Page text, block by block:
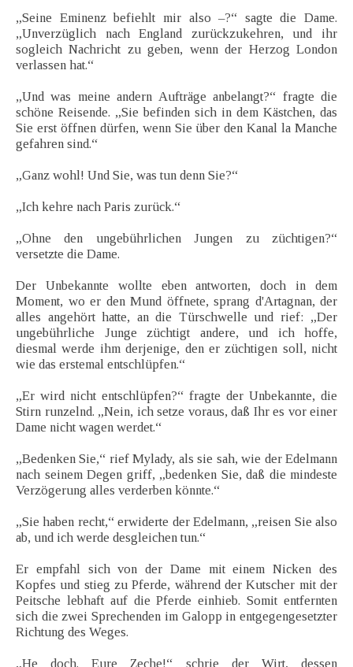
„Seine Eminenz befiehlt mir also –?“ sagte die Dame.
„Unverzüglich nach England zurückzukehren, und ihr
sogleich Nachricht zu geben, wenn der Herzog London
verlassen hat.“
„Und was meine andern Aufträge anbelangt?“ fragte die
schöne Reisende. „Sie befinden sich in dem Kästchen, das
Sie erst öffnen dürfen, wenn Sie über den Kanal la Manche
gefahren sind.“
„Ganz wohl! Und Sie, was tun denn Sie?“
„Ich kehre nach Paris zurück.“
„Ohne den ungebührlichen Jungen zu züchtigen?“
versetzte die Dame.
Der Unbekannte wollte eben antworten, doch in dem
Moment, wo er den Mund öffnete, sprang d'Artagnan, der
alles angehört hatte, an die Türschwelle und rief: „Der
ungebührliche Junge züchtigt andere, und ich hoffe,
diesmal werde ihm derjenige, den er züchtigen soll, nicht
wie das erstemal entschlüpfen.“
„Er wird nicht entschlüpfen?“ fragte der Unbekannte, die
Stirn runzelnd. „Nein, ich setze voraus, daß Ihr es vor einer
Dame nicht wagen werdet.“
„Bedenken Sie,“ rief Mylady, als sie sah, wie der Edelmann
nach seinem Degen griff, „bedenken Sie, daß die mindeste
Verzögerung alles verderben könnte.“
„Sie haben recht,“ erwiderte der Edelmann, „reisen Sie also
ab, und ich werde desgleichen tun.“
Er empfahl sich von der Dame mit einem Nicken des
Kopfes und stieg zu Pferde, während der Kutscher mit der
Peitsche lebhaft auf die Pferde einhieb. Somit entfernten
sich die zwei Sprechenden im Galopp in entgegengesetzter
Richtung des Weges.
„He doch. Eure Zeche!“ schrie der Wirt, dessen